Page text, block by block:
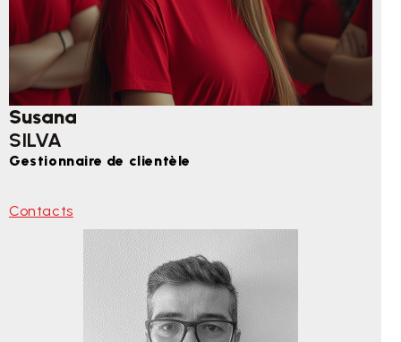
Susana
SILVA
Gestionnaire de clientèle
Contacts